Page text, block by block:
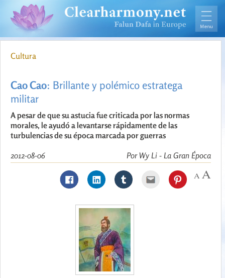
Cultura
Cao Cao: Brillante y polémico estratega
militar
A pesar de que su astucia fue criticada por las normas
morales, le ayudó a levantarse rápidamente de las
turbulencias de su época marcada por guerras
Por Wy Li - La Gran Época
2012-08-06